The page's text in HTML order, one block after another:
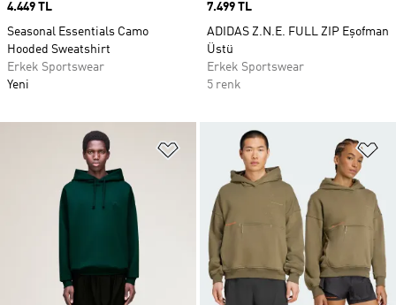
Price
4.449 TL
Seasonal Essentials Camo
Hooded Sweatshirt
Erkek Sportswear
Yeni
Price
7.499 TL
ADIDAS Z.N.E. FULL ZIP Eşofman
Üstü
Erkek Sportswear
5 renk
Favori Listesine Ekle